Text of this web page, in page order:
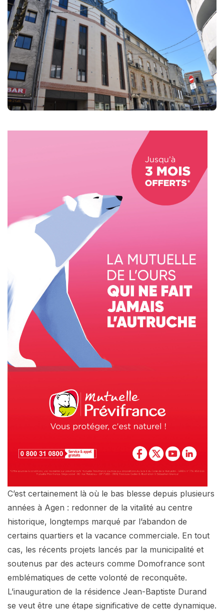
C’est certainement là où le bas blesse depuis plusieurs
années à Agen : redonner de la vitalité au centre
historique, longtemps marqué par l’abandon de
certains quartiers et la vacance commerciale. En tout
cas, les récents projets lancés par la municipalité et
soutenus par des acteurs comme Domofrance sont
emblématiques de cette volonté de reconquête.
L’inauguration de la résidence Jean-Baptiste Durand
se veut être une étape significative de cette dynamique.